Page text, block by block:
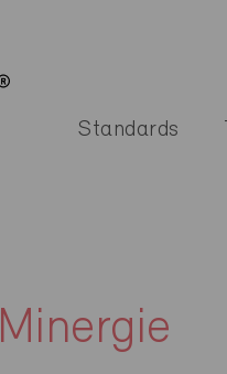
Standards
Minergie